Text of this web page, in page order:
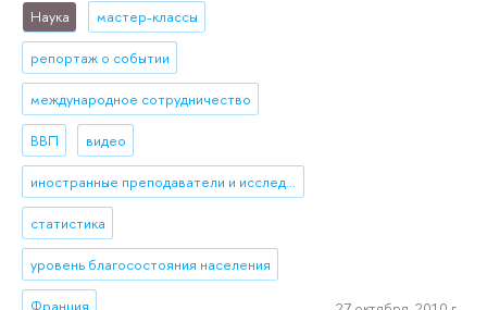
Наука мастер-классы
репортаж о событии
международное сотрудничество
ВВП видео
иностранные преподаватели и исследователи
статистика
уровень благосостояния населения
Франция